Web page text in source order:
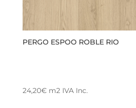
PERGO ESPOO ROBLE RIO
24,20€m2 IVA Inc.